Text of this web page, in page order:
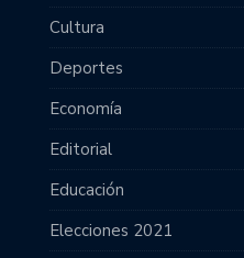
Cultura
Deportes
Economía
Editorial
Educación
Elecciones 2021